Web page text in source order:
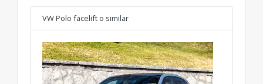
VW Polo facelift o similar